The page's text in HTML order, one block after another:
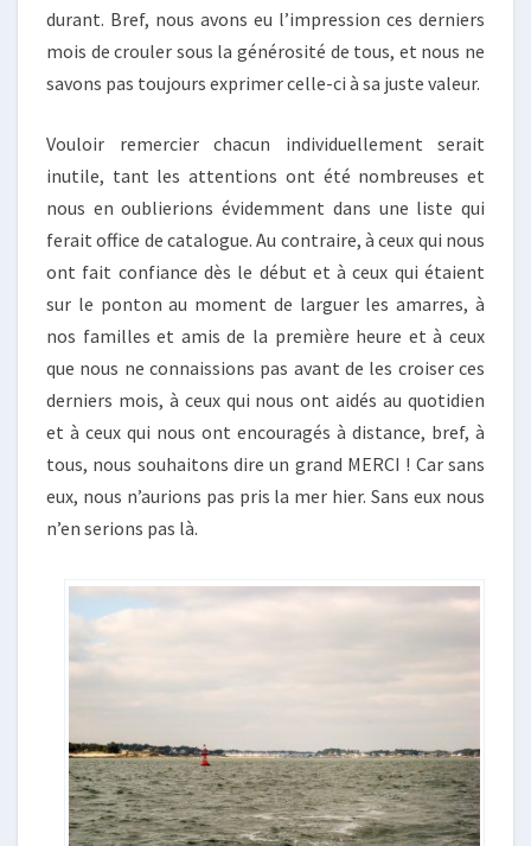
durant. Bref, nous avons eu l’impression ces derniers
mois de crouler sous la générosité de tous, et nous ne
savons pas toujours exprimer celle-ci à sa juste valeur.
Vouloir remercier chacun individuellement serait
inutile, tant les attentions ont été nombreuses et
nous en oublierions évidemment dans une liste qui
ferait office de catalogue. Au contraire, à ceux qui nous
ont fait confiance dès le début et à ceux qui étaient
sur le ponton au moment de larguer les amarres, à
nos familles et amis de la première heure et à ceux
que nous ne connaissions pas avant de les croiser ces
derniers mois, à ceux qui nous ont aidés au quotidien
et à ceux qui nous ont encouragés à distance, bref, à
tous, nous souhaitons dire un grand MERCI ! Car sans
eux, nous n’aurions pas pris la mer hier. Sans eux nous
n’en serions pas là.